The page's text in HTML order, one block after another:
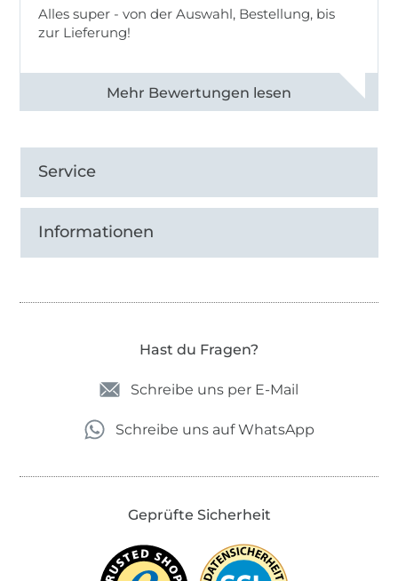
Alles super - von der Auswahl, Bestellung, bis
zur Lieferung!
Alle 82968 Bewertungen ansehen
Service
Informationen
Hast du Fragen?
Schreibe uns per E-Mail
Schreibe uns auf WhatsApp
Geprüfte Sicherheit